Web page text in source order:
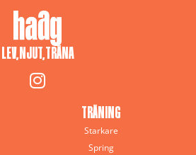
LEV, NJUT, TRÄNA
TRÄNING
Starkare
Spring